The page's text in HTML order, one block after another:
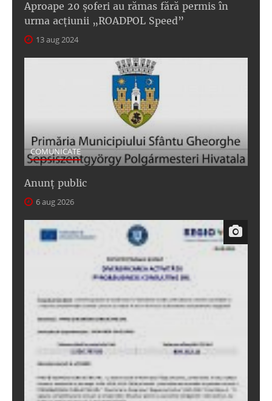
Aproape 20 șoferi au rămas fără permis în
urma acțiunii „ROADPOL Speed”
13 aug 2024
COMUNICATE
Anunţ public
6 aug 2026